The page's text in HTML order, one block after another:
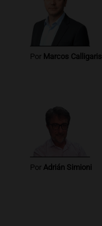
Por Marcos Calligaris
Por Adrián Simioni